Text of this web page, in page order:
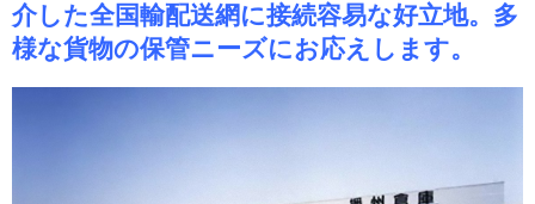
介した全国輸配送網に接続容易な好立地。多
様な貨物の保管ニーズにお応えし ます。